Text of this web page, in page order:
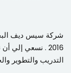
شركة سيس ديف
2016 . نسعي إلي
التدريب والتطوير